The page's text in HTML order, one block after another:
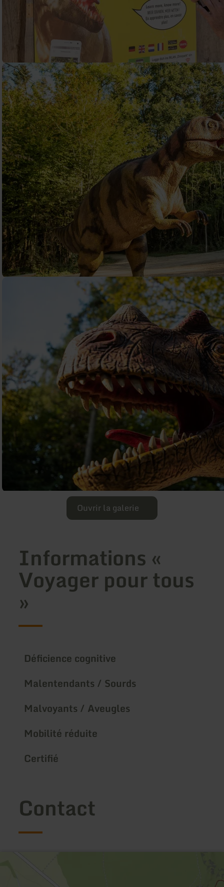
Ouvrir la galerie
Informations «
Voyager pour tous
»
Déficience cognitive
Malentendants / Sourds
Malvoyants / Aveugles
Mobilité réduite
Certifié
Contact